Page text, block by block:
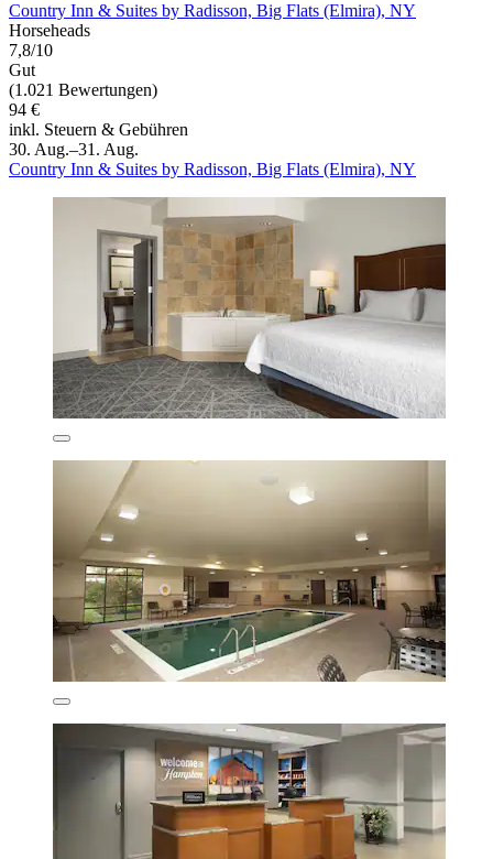
Country Inn & Suites by Radisson, Big Flats (Elmira), NY
Horseheads
7,8/10
Gut
(1.021 Bewertungen)
94 €
inkl. Steuern & Gebühren
30. Aug.–31. Aug.
Country Inn & Suites by Radisson, Big Flats (Elmira), NY